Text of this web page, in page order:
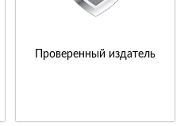
Проверенный издатель